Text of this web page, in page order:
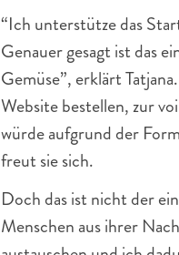
“Ich unterstütze das
Genauer gesagt ist das
Gemüse”, erklärt
Website bestellen, zur
würde aufgrund der
freut sie sich.
Doch das ist nicht der
Menschen aus ihrer